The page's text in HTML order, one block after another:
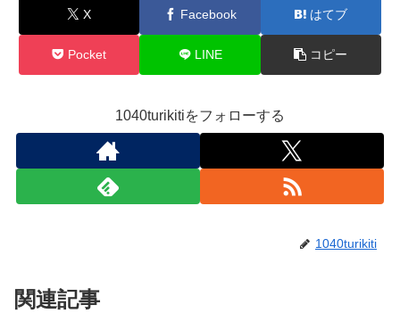
X Facebook はてブ
Pocket LINE コピー
1040turikitiをフォローする
1040turikiti
関連記事